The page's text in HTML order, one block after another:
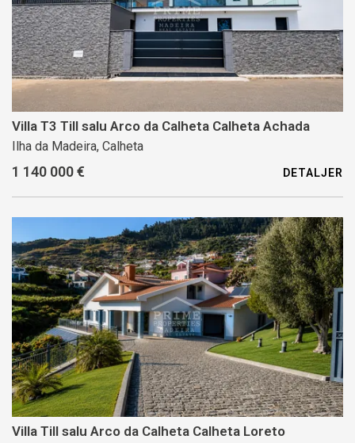
Villa T3 Till salu Arco da Calheta Calheta Achada
Ilha da Madeira, Calheta
1 140 000 € DETALJER
Villa Till salu Arco da Calheta Calheta Loreto